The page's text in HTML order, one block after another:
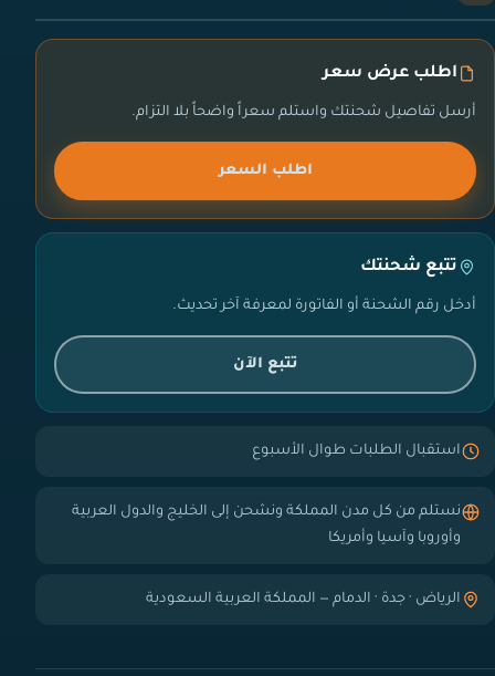
اطلب عرض سعر
أرسل تفاصيل شحنتك واستلم سعراً واضحاً بلا التزام.
اطلب السعر
تتبع شحنتك
أدخل رقم الشحنة أو الفاتورة لمعرفة آخر تحديث.
تتبع الآن
استقبال الطلبات طوال الأسبوع
نستلم من كل مدن المملكة ونشحن إلى الخليج والدول العربية
وأوروبا وآسيا وأمريكا
الرياض · جدة · الدمام — المملكة العربية السعودية